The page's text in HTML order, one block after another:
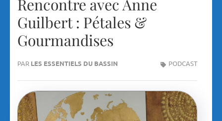
Rencontre avec Anne
Guilbert : Pétales &
Gourmandises
PAR LES ESSENTIELS DU BASSIN PODCAST